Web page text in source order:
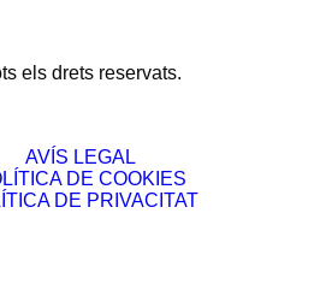
els drets reservats.
AVÍS LEGAL
DE COOKIES
DE PRIVACITAT